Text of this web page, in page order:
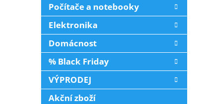
Počítače a notebooky
Elektronika
Domácnost
% Black Friday
VÝPRODEJ
Akční zboží